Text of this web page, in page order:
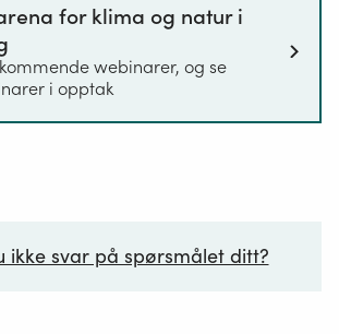
for klima og natur i
webinarer, og se
i opptak
ikke svar på spørsmålet ditt?